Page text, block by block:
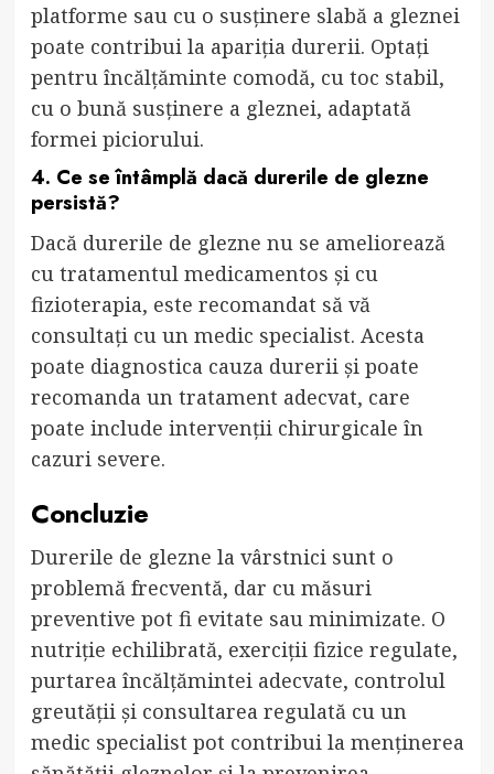
platforme sau cu o susținere slabă a gleznei
poate contribui la apariția durerii. Optați
pentru încălțăminte comodă, cu toc stabil,
cu o bună susținere a gleznei, adaptată
formei piciorului.
4. Ce se întâmplă dacă durerile de glezne
persistă?
Dacă durerile de glezne nu se ameliorează
cu tratamentul medicamentos și cu
fizioterapia, este recomandat să vă
consultați cu un medic specialist. Acesta
poate diagnostica cauza durerii și poate
recomanda un tratament adecvat, care
poate include intervenții chirurgicale în
cazuri severe.
Concluzie
Durerile de glezne la vârstnici sunt o
problemă frecventă, dar cu măsuri
preventive pot fi evitate sau minimizate. O
nutriție echilibrată, exerciții fizice regulate,
purtarea încălțămintei adecvate, controlul
greutății și consultarea regulată cu un
medic specialist pot contribui la menținerea